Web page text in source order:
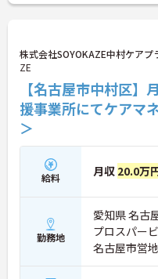
株式会社SOYOKAZE中村ケアプ
ZE
【名古屋市中村区
援事業所にてケアマ
＞
給料 月収 20.0万
勤務地
愛知県 名古
プロスパー
名古屋市営
歩2分